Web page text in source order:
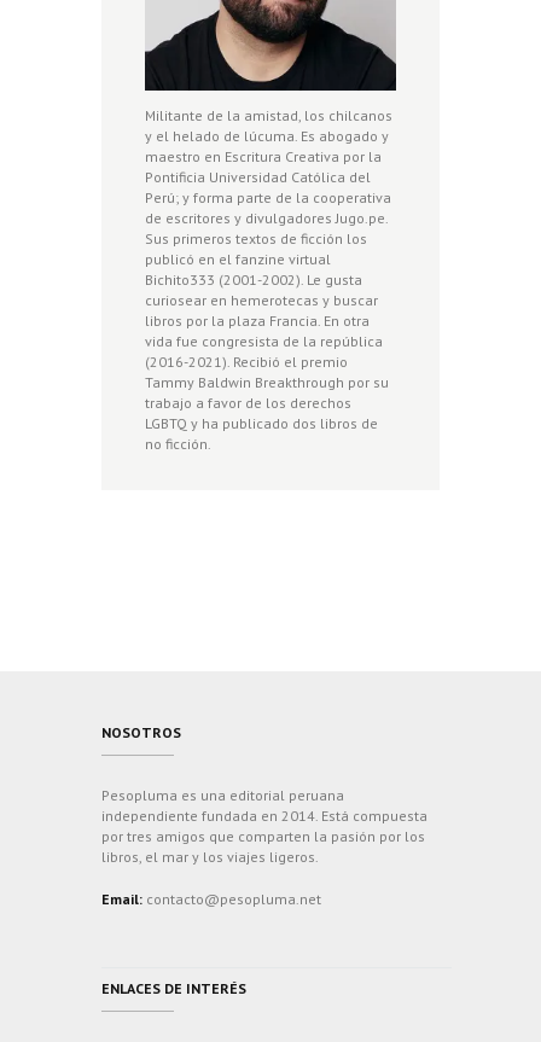
Militante de la amistad, los chilcanos
y el helado de lúcuma. Es abogado y
maestro en Escritura Creativa por la
Pontificia Universidad Católica del
Perú; y forma parte de la cooperativa
de escritores y divulgadores Jugo.pe.
Sus primeros textos de ficción los
publicó en el fanzine virtual
Bichito333 (2001-2002). Le gusta
curiosear en hemerotecas y buscar
libros por la plaza Francia. En otra
vida fue congresista de la república
(2016-2021). Recibió el premio
Tammy Baldwin Breakthrough por su
trabajo a favor de los derechos
LGBTQ y ha publicado dos libros de
no ficción.
NOSOTROS
Pesopluma es una editorial peruana
independiente fundada en 2014. Está compuesta
por tres amigos que comparten la pasión por los
libros, el mar y los viajes ligeros.
Email: contacto@pesopluma.net
ENLACES DE INTERÉS